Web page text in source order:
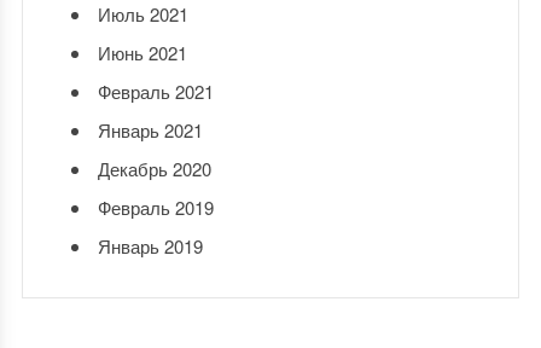
Июль 2021
Июнь 2021
Февраль 2021
Январь 2021
Декабрь 2020
Февраль 2019
Январь 2019